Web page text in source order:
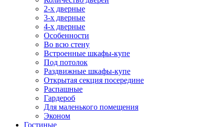
2-х дверные
3-х дверные
4-х дверные
Особенности
Во всю стену
Встроенные шкафы-купе
Под потолок
Раздвижные шкафы-купе
Открытая секция посередине
Распашные
Гардероб
Для маленького помещения
Эконом
Гостиные